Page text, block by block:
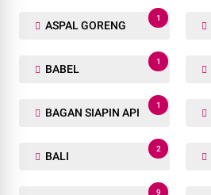
ASPAL GORENG
1
BABEL
1
BAGAN SIAPIN API
1
BALI
2
9